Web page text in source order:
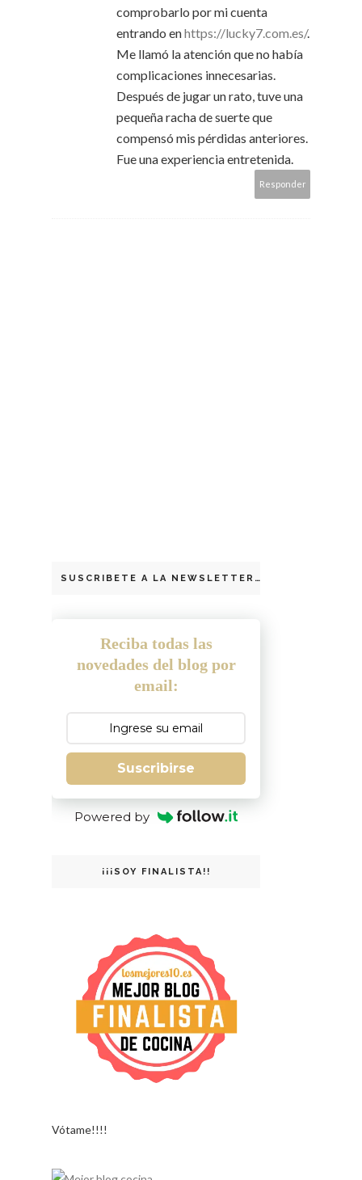
comprobarlo por mi cuenta
entrando enhttps://lucky7.com.es/.
Me llamó la atención que no había
complicaciones innecesarias.
Después de jugar un rato, tuve una
pequeña racha de suerte que
compensó mis pérdidas anteriores.
Fue una experiencia entretenida.
Responder
SUSCRIBETE A LA NEWSLETTER
Reciba todas las
novedades del blog por
email:
Suscribirse
Powered by
¡¡¡SOY FINALISTA!!
Vótame!!!!